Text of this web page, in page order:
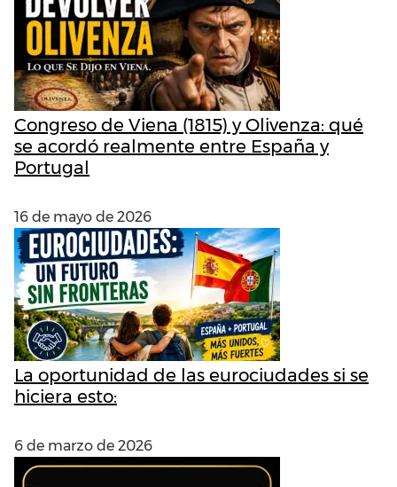
Congreso de Viena (1815) y Olivenza: qué
se acordó realmente entre España y
Portugal
16 de mayo de 2026
La oportunidad de las eurociudades si se
hiciera esto:
6 de marzo de 2026